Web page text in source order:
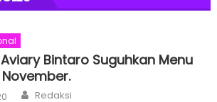
Bintaro Suguhkan Menu
Author
Redaksi